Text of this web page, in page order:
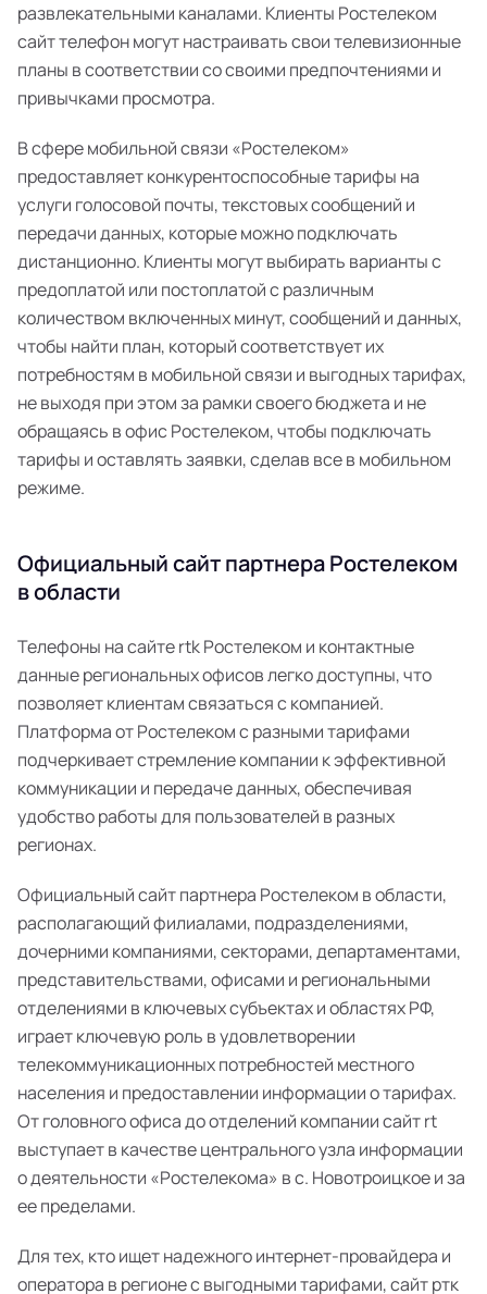
развлекательными каналами. Клиенты Ростелеком
сайт телефон могут настраивать свои телевизионные
планы в соответствии со своими предпочтениями и
привычками просмотра.
В сфере мобильной связи «Ростелеком»
предоставляет конкурентоспособные тарифы на
услуги голосовой почты, текстовых сообщений и
передачи данных, которые можно подключать
дистанционно. Клиенты могут выбирать варианты с
предоплатой или постоплатой с различным
количеством включенных минут, сообщений и данных,
чтобы найти план, который соответствует их
потребностям в мобильной связи и выгодных тарифах,
не выходя при этом за рамки своего бюджета и не
обращаясь в офис Ростелеком, чтобы подключать
тарифы и оставлять заявки, сделав все в мобильном
режиме.
Официальный сайт партнера Ростелеком
в области
Телефоны на сайте rtk Ростелеком и контактные
данные региональных офисов легко доступны, что
позволяет клиентам связаться с компанией.
Платформа от Ростелеком с разными тарифами
подчеркивает стремление компании к эффективной
коммуникации и передаче данных, обеспечивая
удобство работы для пользователей в разных
регионах.
Официальный сайт партнера Ростелеком в области,
располагающий филиалами, подразделениями,
дочерними компаниями, секторами, департаментами,
представительствами, офисами и региональными
отделениями в ключевых субъектах и областях РФ,
играет ключевую роль в удовлетворении
телекоммуникационных потребностей местного
населения и предоставлении информации о тарифах.
От головного офиса до отделений компании сайт rt
выступает в качестве центрального узла информации
о деятельности «Ростелекома» в с. Новотроицкое и за
ее пределами.
Для тех, кто ищет надежного интернет-провайдера и
оператора в регионе с выгодными тарифами, сайт ртк